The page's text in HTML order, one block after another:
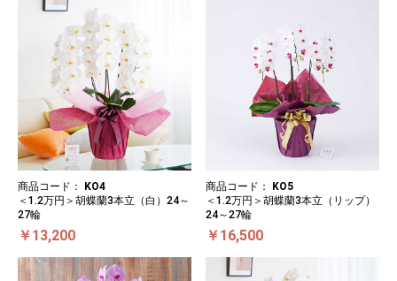
商品コード：
KO4
＜1.2万円＞胡蝶蘭3本立（白）24～
27輪
￥13,200
商品コード：
KO5
＜1.2万円＞胡蝶蘭3本立（リップ）
24～27輪
￥16,500